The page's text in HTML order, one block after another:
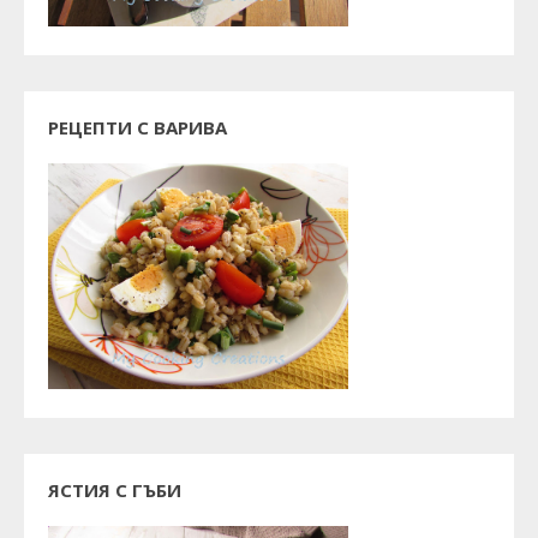
РЕЦЕПТИ С ВАРИВА
ЯСТИЯ С ГЪБИ